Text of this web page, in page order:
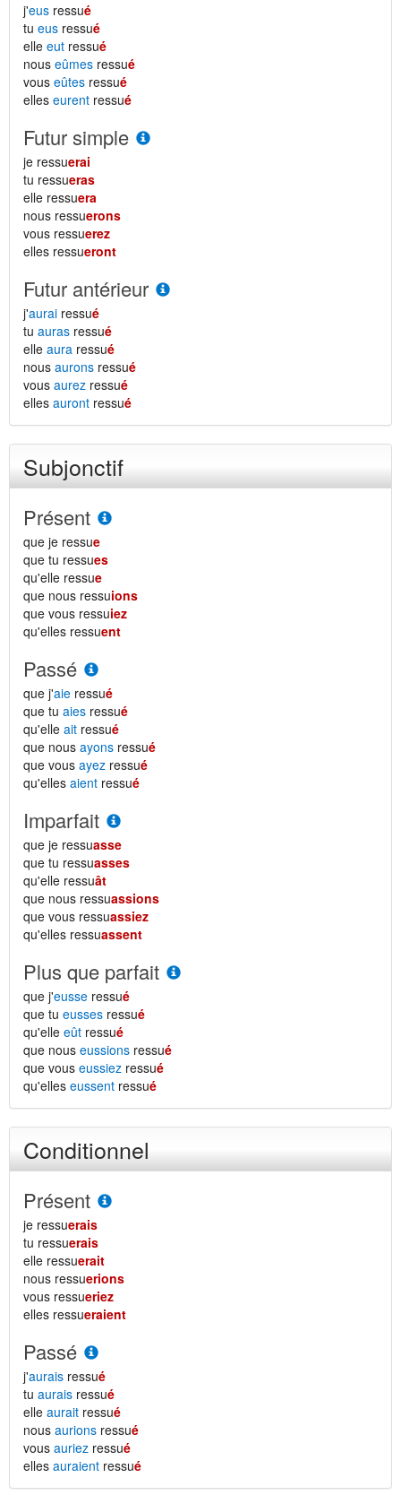
j'eus ressué
tu eus ressué
elle eut ressué
nous eûmes ressué
vous eûtes ressué
elles eurent ressué
Futur simple
je ressuerai
tu ressueras
elle ressuera
nous ressuerons
vous ressuerez
elles ressueront
Futur antérieur
j'aurai ressué
tu auras ressué
elle aura ressué
nous aurons ressué
vous aurez ressué
elles auront ressué
Subjonctif
Présent
que je ressue
que tu ressues
qu'elle ressue
que nous ressuions
que vous ressuiez
qu'elles ressuent
Passé
que j'aie ressué
que tu aies ressué
qu'elle ait ressué
que nous ayons ressué
que vous ayez ressué
qu'elles aient ressué
Imparfait
que je ressuasse
que tu ressuasses
qu'elle ressuât
que nous ressuassions
que vous ressuassiez
qu'elles ressuassent
Plus que parfait
que j'eusse ressué
que tu eusses ressué
qu'elle eût ressué
que nous eussions ressué
que vous eussiez ressué
qu'elles eussent ressué
Conditionnel
Présent
je ressuerais
tu ressuerais
elle ressuerait
nous ressuerions
vous ressueriez
elles ressueraient
Passé
j'aurais ressué
tu aurais ressué
elle aurait ressué
nous aurions ressué
vous auriez ressué
elles auraient ressué